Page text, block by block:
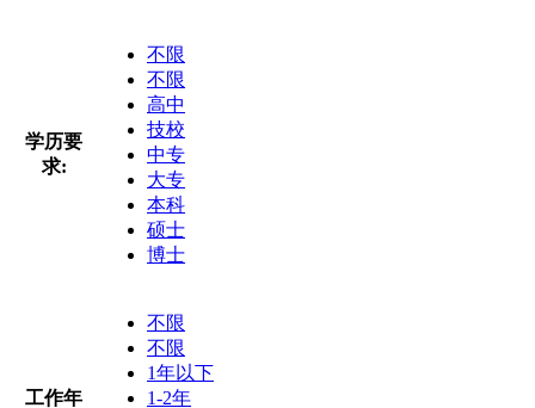
学历要
求:
不限
不限
高中
技校
中专
大专
本科
硕士
博士
工作年
不限
不限
1年以下
1-2年